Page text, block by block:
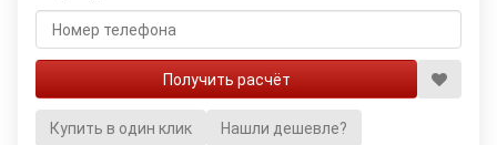
Купить в один клик Нашли дешевле?